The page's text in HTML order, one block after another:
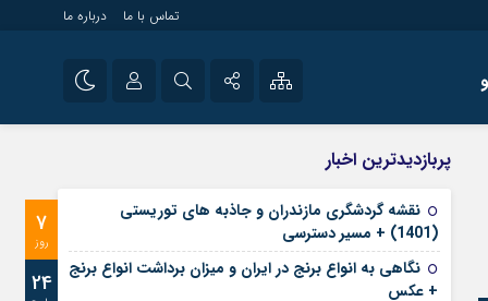
تماس با ما درباره ما
آپارات
رمز عبور
راه اندازی سایت و
سایت های خبری و
پربازدیدترین اخبار
7
روز
24
نقشه گردشگری مازندران و جاذبه های توریستی
(1401) + مسیر دسترسی
نگاهی به انواع برنج در ایران و میزان برداشت انواع برنج
+ عکس